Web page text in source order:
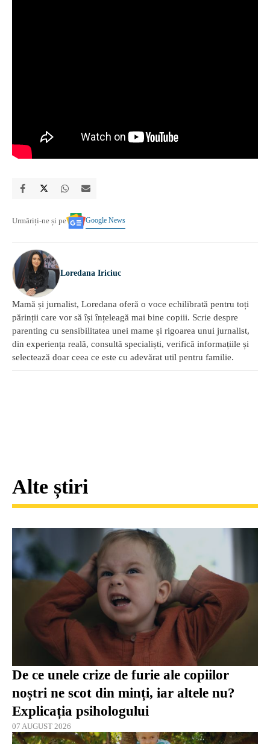
Urmăriți-ne și pe Google News
Loredana Iriciuc
Mamă și jurnalist, Loredana oferă o voce echilibrată pentru toți
părinții care vor să își înțeleagă mai bine copiii. Scrie despre
parenting cu sensibilitatea unei mame și rigoarea unui jurnalist,
din experiența reală, consultă specialiști, verifică informațiile și
selectează doar ceea ce este cu adevărat util pentru familie.
Alte știri
De ce unele crize de furie ale copiilor
noștri ne scot din minți, iar altele nu?
Explicația psihologului
07 AUGUST 2026